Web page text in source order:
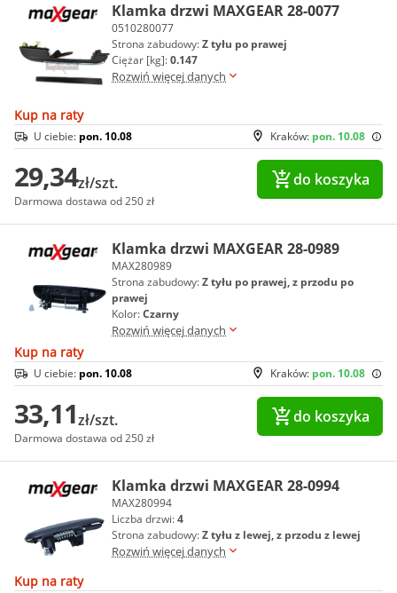
Klamka drzwi MAXGEAR 28-0077
0510280077
Strona zabudowy:Z tyłu po prawej
Ciężar [kg]:0.147
Rozwiń więcej danych
Kup na raty
Kraków: pon. 10.08
U ciebie: pon. 10.08
29,34zł/szt.
Darmowa dostawa od 250 zł
do koszyka
Klamka drzwi MAXGEAR 28-0989
MAX280989
Strona zabudowy:Z tyłu po prawej, z przodu po
prawej
Kolor:Czarny
Rozwiń więcej danych
Kup na raty
Kraków: pon. 10.08
U ciebie: pon. 10.08
33,11zł/szt.
Darmowa dostawa od 250 zł
do koszyka
Klamka drzwi MAXGEAR 28-0994
MAX280994
Liczba drzwi:4
Strona zabudowy:Z tyłu z lewej, z przodu z lewej
Rozwiń więcej danych
Kup na raty